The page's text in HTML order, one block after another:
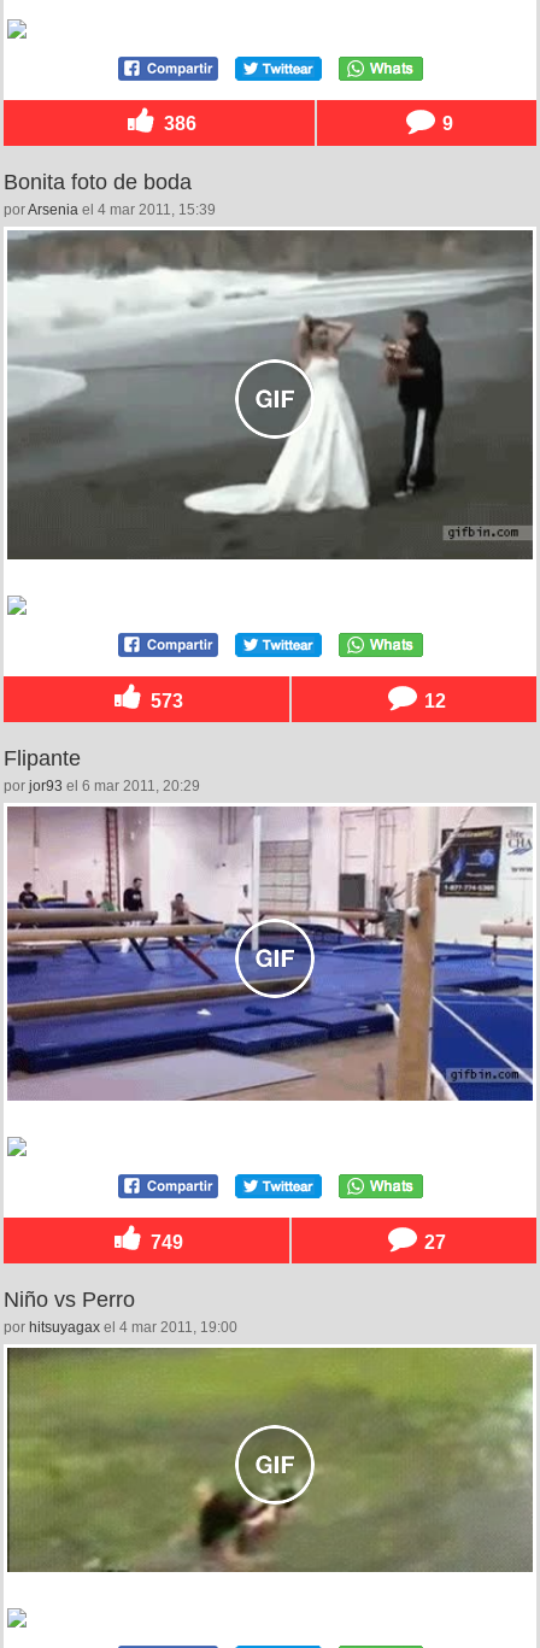
386 9
Bonita foto de boda
porArsenia el 4 mar 2011, 15:39
573 12
Flipante
por jor93 el 6 mar 2011, 20:29
749 27
Niño vs Perro
por hitsuyagax el 4 mar 2011, 19:00